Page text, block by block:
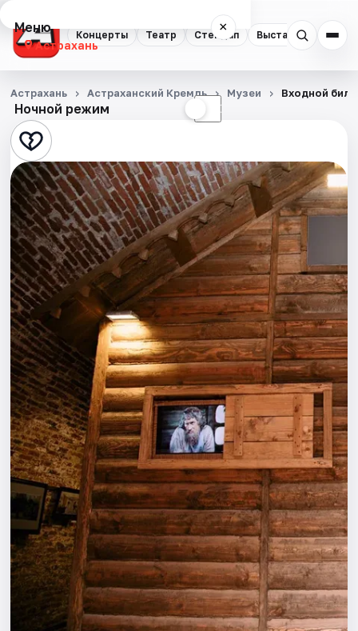
Концерты Театр Стендап Выставки
Меню ×
Астрахань
Концерты
Театр
Стендап
Выставки
Квесты
Экскурсии
Спорт
События
Города
Площадки
Артисты
Рейтинги
Ночной режим ☾
Астрахань Астраханский Кремль Музеи Входной